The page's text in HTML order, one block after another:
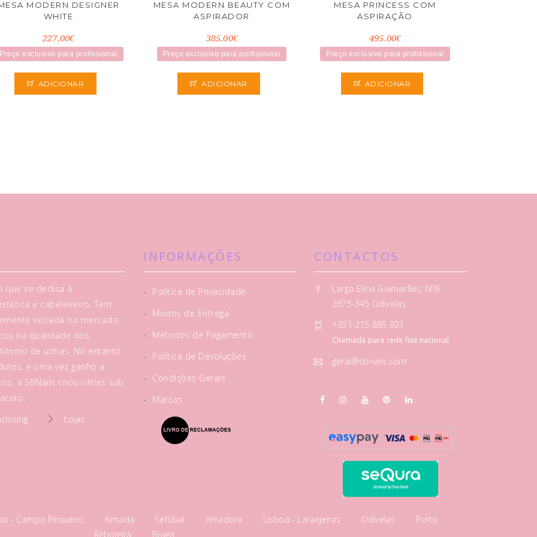
MODERN DESIGNER
WHITE
227.00€
Preço exclusivo para profissional
ADICIONAR
MESA MODERN BEAUTY COM
ASPIRADOR
385.00€
Preço exclusivo para profissional
ADICIONAR
MESA PRINCESS COM
ASPIRAÇÃO
495.00€
Preço exclusivo para profissional
ADICIONAR
que se dedica à
e cabeleireiro. Tem
vincada no mercado
na qualidade dos
de unhas. No entanto
e uma vez ganho a
a SBNails criou várias sub
Lojas
INFORMAÇÕES
-
Política de Privacidade
-
Modos de Entrega
-
Métodos de Pagamento
-
Política de Devoluções
-
Condições Gerais
-
Marcas
CONTACTOS
Largo Elina Guimarães, Nº6
2675-345 Odivelas
+351 215 895 921
Chamada para rede fixa nacional
geral@sbnails.com
- Campo Pequeno Almada Setúbal Amadora Lisboa - Laranjeiras Odivelas
Porto
Reboleira
Braga